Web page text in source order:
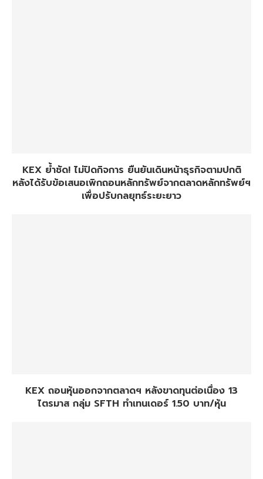
KEX ย้ำชัด! ไม่ปิดกิจการ ยืนยันเดินหน้าธุรกิจตามปกติ
หลังได้รับข้อเสนอเพิกถอนหลักทรัพย์จากตลาดหลักทรัพย์ฯ
เพื่อปรับกลยุทธ์ระยะยาว
KEX ถอนหุ้นออกจากตลาดฯ หลังขาดทุนต่อเนื่อง 13
ไตรมาส กลุ่ม SFTH ทำเทนเดอร์ 1.50 บาท/หุ้น